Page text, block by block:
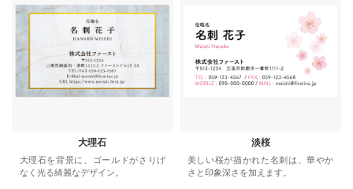
大理石
大理石を背景に、ゴールドがさりげ
なく光る綺麗なデザイン。
淡桜
美しい桜が描かれた名刺は、華やか
さと印象深さを加えます。